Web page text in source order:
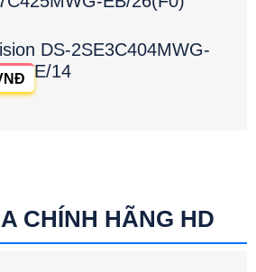
DS-2SE3C404MWG-
E/14
CHÍNH HÃNG HD